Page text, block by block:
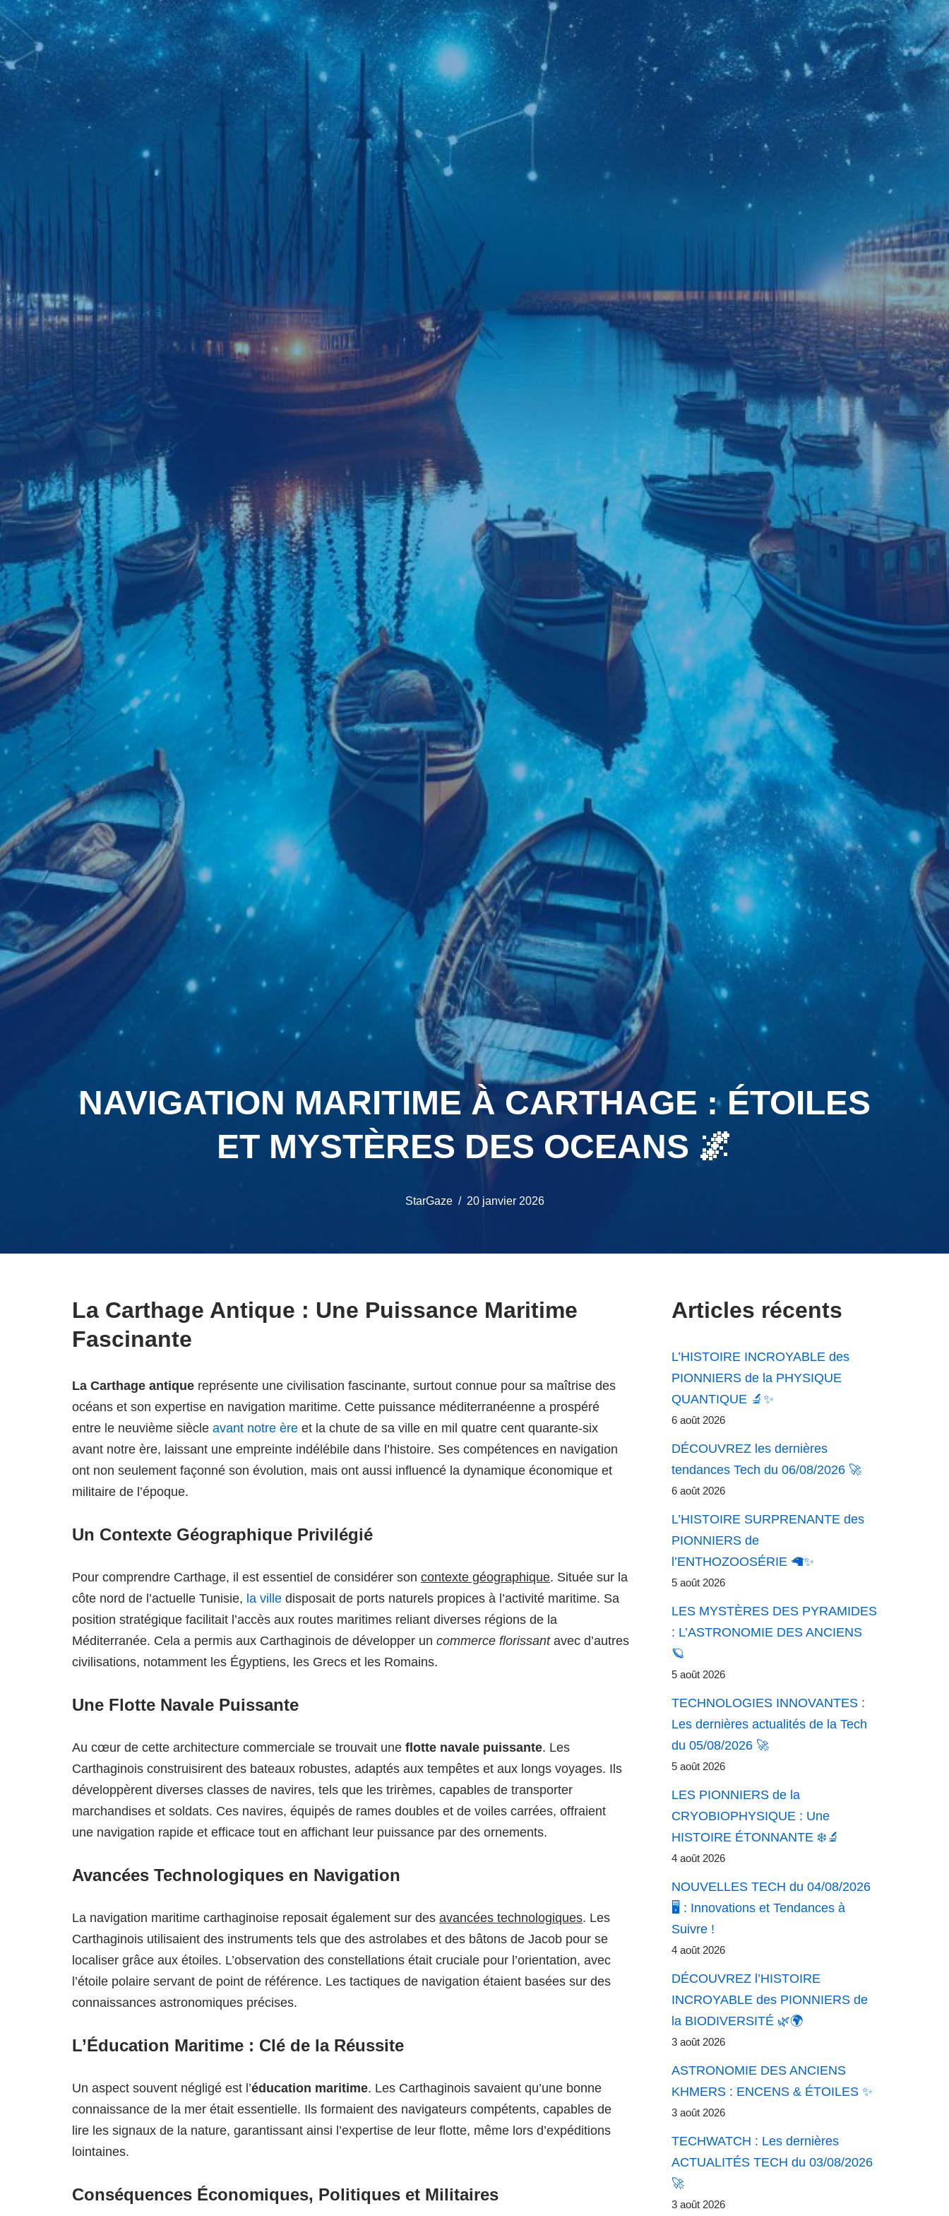
NAVIGATION MARITIME À CARTHAGE : ÉTOILES
ET MYSTÈRES DES OCEANS 🌌
StarGaze 20 janvier 2026
La Carthage Antique : Une Puissance Maritime
Fascinante
La Carthage antique représente une civilisation fascinante, surtout connue pour sa maîtrise des
océans et son expertise en navigation maritime. Cette puissance méditerranéenne a prospéré
entre le neuvième siècle avant notre ère et la chute de sa ville en mil quatre cent quarante-six
avant notre ère, laissant une empreinte indélébile dans l’histoire. Ses compétences en navigation
ont non seulement façonné son évolution, mais ont aussi influencé la dynamique économique et
militaire de l’époque.
Un Contexte Géographique Privilégié
Pour comprendre Carthage, il est essentiel de considérer son contexte géographique. Située sur la
côte nord de l’actuelle Tunisie, la ville disposait de ports naturels propices à l’activité maritime. Sa
position stratégique facilitait l’accès aux routes maritimes reliant diverses régions de la
Méditerranée. Cela a permis aux Carthaginois de développer un commerce florissantavec d’autres
civilisations, notamment les Égyptiens, les Grecs et les Romains.
Une Flotte Navale Puissante
Au cœur de cette architecture commerciale se trouvait une flotte navale puissante. Les
Carthaginois construisirent des bateaux robustes, adaptés aux tempêtes et aux longs voyages. Ils
développèrent diverses classes de navires, tels que les trirèmes, capables de transporter
marchandises et soldats. Ces navires, équipés de rames doubles et de voiles carrées, offraient
une navigation rapide et efficace tout en affichant leur puissance par des ornements.
Avancées Technologiques en Navigation
La navigation maritime carthaginoise reposait également sur des avancées technologiques. Les
Carthaginois utilisaient des instruments tels que des astrolabes et des bâtons de Jacob pour se
localiser grâce aux étoiles. L’observation des constellations était cruciale pour l’orientation, avec
l’étoile polaire servant de point de référence. Les tactiques de navigation étaient basées sur des
connaissances astronomiques précises.
L’Éducation Maritime : Clé de la Réussite
Un aspect souvent négligé est l’éducation maritime. Les Carthaginois savaient qu’une bonne
connaissance de la mer était essentielle. Ils formaient des navigateurs compétents, capables de
lire les signaux de la nature, garantissant ainsi l’expertise de leur flotte, même lors d’expéditions
lointaines.
Conséquences Économiques, Politiques et Militaires
Articles récents
L’HISTOIRE INCROYABLE des
PIONNIERS de la PHYSIQUE
QUANTIQUE 🔬✨
6 août 2026
DÉCOUVREZ les dernières
tendances Tech du 06/08/2026 🚀
6 août 2026
L’HISTOIRE SURPRENANTE des
PIONNIERS de
l’ENTHOZOOSÉRIE 🦙✨
5 août 2026
LES MYSTÈRES DES PYRAMIDES
: L’ASTRONOMIE DES ANCIENS
🪐
5 août 2026
TECHNOLOGIES INNOVANTES :
Les dernières actualités de la Tech
du 05/08/2026 🚀
5 août 2026
LES PIONNIERS de la
CRYOBIOPHYSIQUE : Une
HISTOIRE ÉTONNANTE ❄️🔬
4 août 2026
NOUVELLES TECH du 04/08/2026
🖥️ : Innovations et Tendances à
Suivre !
4 août 2026
DÉCOUVREZ l’HISTOIRE
INCROYABLE des PIONNIERS de
la BIODIVERSITÉ 🌿🌍
3 août 2026
ASTRONOMIE DES ANCIENS
KHMERS : ENCENS & ÉTOILES ✨
3 août 2026
TECHWATCH : Les dernières
ACTUALITÉS TECH du 03/08/2026
🚀
3 août 2026